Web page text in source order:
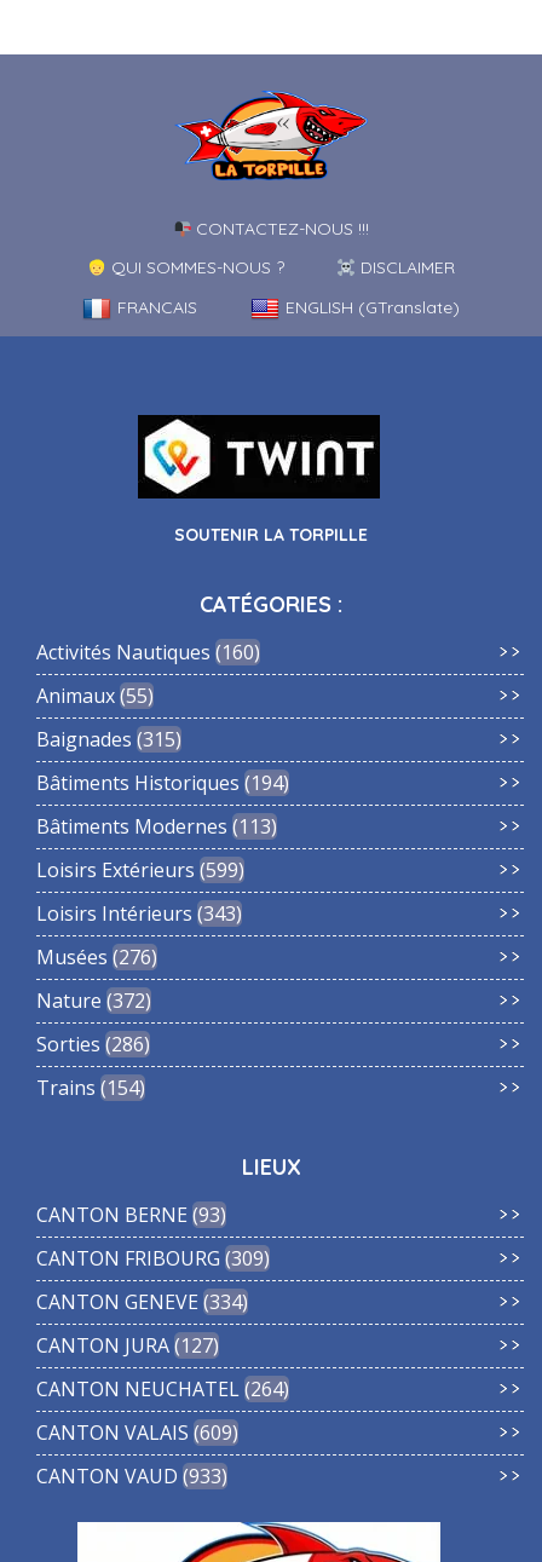
CONTACTEZ-NOUS !!!
QUI SOMMES-NOUS ?
DISCLAIMER
FRANCAIS
ENGLISH (GTranslate)
SOUTENIR LA TORPILLE
CATÉGORIES :
Activités Nautiques 160
Animaux 55
Baignades 315
Bâtiments Historiques 194
Bâtiments Modernes 113
Loisirs Extérieurs 599
Loisirs Intérieurs 343
Musées 276
Nature 372
Sorties 286
Trains 154
LIEUX
CANTON BERNE 93
CANTON FRIBOURG 309
CANTON GENEVE 334
CANTON JURA 127
CANTON NEUCHATEL 264
CANTON VALAIS 609
CANTON VAUD 933